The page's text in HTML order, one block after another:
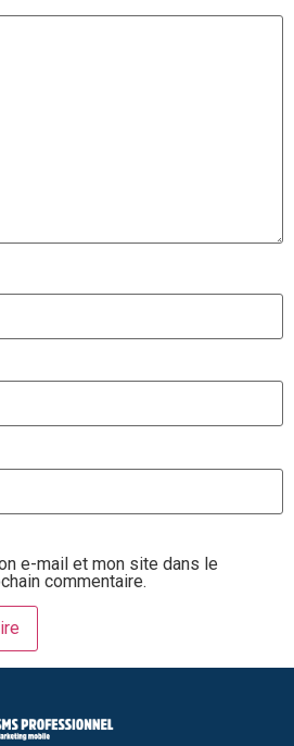
e-mail et mon site dans le
commentaire.